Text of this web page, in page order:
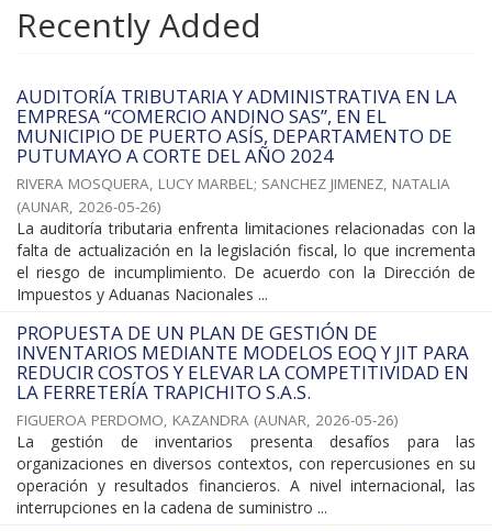
Recently Added
AUDITORÍA TRIBUTARIA Y ADMINISTRATIVA EN LA
EMPRESA “COMERCIO ANDINO SAS”, EN EL
MUNICIPIO DE PUERTO ASÍS, DEPARTAMENTO DE
PUTUMAYO A CORTE DEL AÑO 2024
RIVERA MOSQUERA, LUCY MARBEL; SANCHEZ JIMENEZ, NATALIA
(AUNAR, 2026-05-26)
La auditoría tributaria enfrenta limitaciones relacionadas con la
falta de actualización en la legislación fiscal, lo que incrementa
el riesgo de incumplimiento. De acuerdo con la Dirección de
Impuestos y Aduanas Nacionales ...
PROPUESTA DE UN PLAN DE GESTIÓN DE
INVENTARIOS MEDIANTE MODELOS EOQ Y JIT PARA
REDUCIR COSTOS Y ELEVAR LA COMPETITIVIDAD EN
LA FERRETERÍA TRAPICHITO S.A.S.
FIGUEROA PERDOMO, KAZANDRA (AUNAR, 2026-05-26)
La gestión de inventarios presenta desafíos para las
organizaciones en diversos contextos, con repercusiones en su
operación y resultados financieros. A nivel internacional, las
interrupciones en la cadena de suministro ...